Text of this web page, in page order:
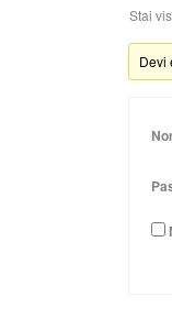
Stai
Devi